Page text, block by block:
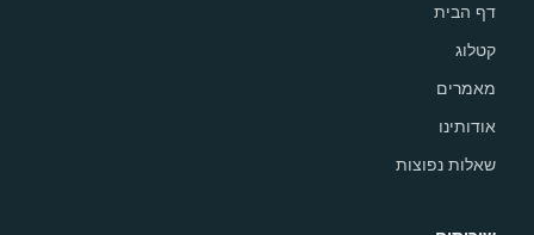
דף הבית
קטלוג
מאמרים
אודותינו
שאלות נפוצות